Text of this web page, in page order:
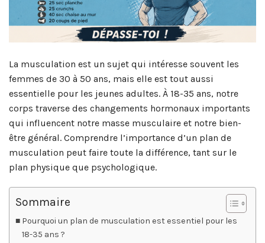
La musculation est un sujet qui intéresse souvent les
femmes de 30 à 50 ans, mais elle est tout aussi
essentielle pour les jeunes adultes. À 18-35 ans, notre
corps traverse des changements hormonaux importants
qui influencent notre masse musculaire et notre bien-
être général. Comprendre l’importance d’un plan de
musculation peut faire toute la différence, tant sur le
plan physique que psychologique.
Sommaire
Pourquoi un plan de musculation est essentiel pour les
18-35 ans ?